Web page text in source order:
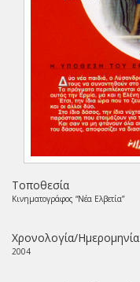
Τοποθεσία
Κινηματογράφος “Νέα Ελβετία”
Χρονολογία/Ημερομηνία
2004